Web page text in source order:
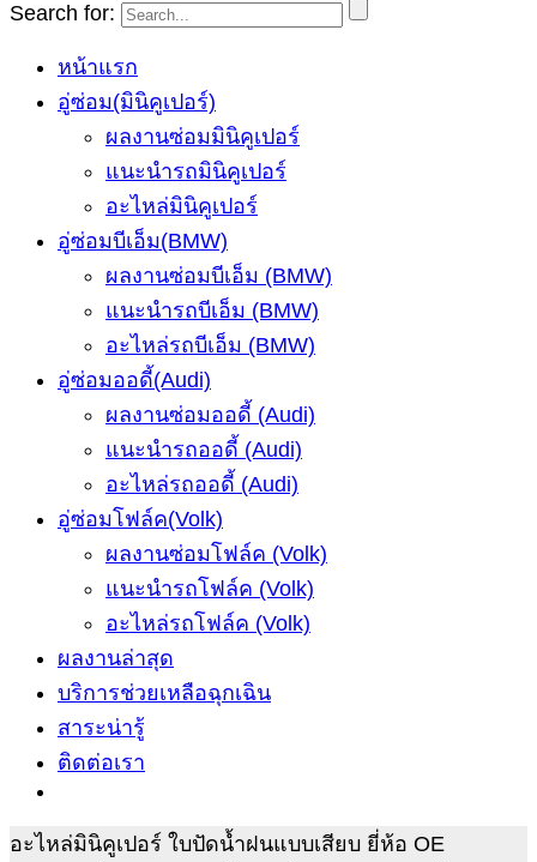
Search for:
หน้าแรก
อู่ซ่อม(มินิคูเปอร์)
ผลงานซ่อมมินิคูเปอร์
แนะนำรถมินิคูเปอร์
อะไหล่มินิคูเปอร์
อู่ซ่อมบีเอ็ม(BMW)
ผลงานซ่อมบีเอ็ม (BMW)
แนะนำรถบีเอ็ม (BMW)
อะไหล่รถบีเอ็ม (BMW)
อู่ซ่อมออดี้(Audi)
ผลงานซ่อมออดี้ (Audi)
แนะนำรถออดี้ (Audi)
อะไหล่รถออดี้ (Audi)
อู่ซ่อมโฟล์ค(Volk)
ผลงานซ่อมโฟล์ค (Volk)
แนะนำรถโฟล์ค (Volk)
อะไหล่รถโฟล์ค (Volk)
ผลงานล่าสุด
บริการช่วยเหลือฉุกเฉิน
สาระน่ารู้
ติดต่อเรา
อะไหล่มินิคูเปอร์ ใบปัดน้ำฝนแบบเสียบ ยี่ห้อ OE